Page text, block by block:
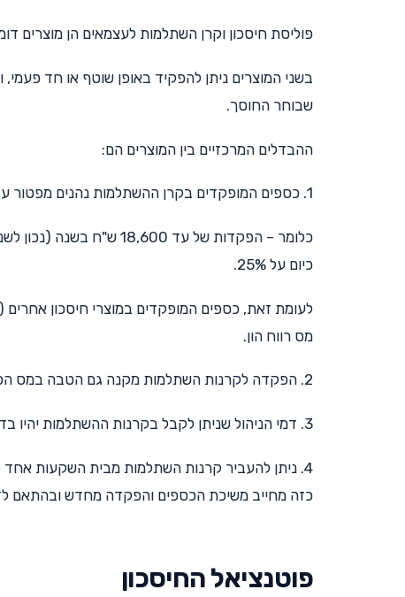
פוליסת חיסכון וקרן השתלמות לעצמאים הן מוצרים
בשני המוצרים ניתן להפקיד באופן שוטף או חד
שבוחר החוסך.
ההבדלים המרכזיים בין המוצרים הם:
1. כספים המופקדים בקרן ההשתלמות נהנים מפטור על מס רווחי ההון (עד
כיום על 25%.
לעומת זאת, כספים המופקדים במוצרי חיסכון אחרים
מס רווח הון.
2. הפקדה לקרנות השתלמות מקנה גם הטבה במס הכנסה – הפקדה של עד 7% מהכנסתו של העצמאי נחשבת כהוצאה מוכרת.
3. דמי הניהול שניתן לקבל בקרנות ההשתלמות יהיו בדרך כלל נמוכים יותר מאשר בפוליסות החיסכון.
4. ניתן להעביר קרנות השתלמות מבית השקעות
כזה מחייב משיכת הכספים והפקדה מחדש ובהתאם
פוטנציאל החיסכון